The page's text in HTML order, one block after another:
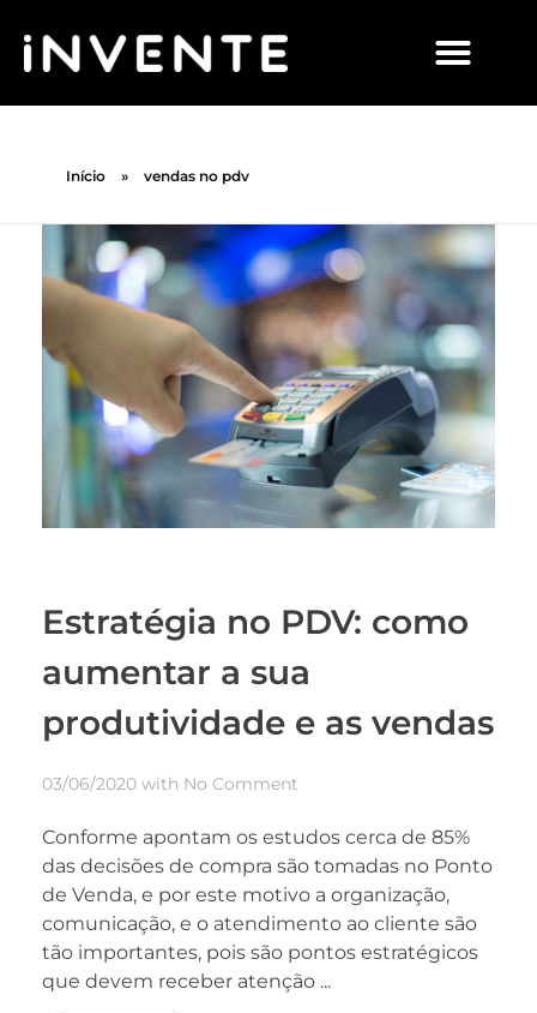
Início » vendas no pdv
Estratégia no PDV: como
aumentar a sua
produtividade e as vendas
03/06/2020 with No Comment
Conforme apontam os estudos cerca de 85%
das decisões de compra são tomadas no Ponto
de Venda, e por este motivo a organização,
comunicação, e o atendimento ao cliente são
tão importantes, pois são pontos estratégicos
que devem receber atenção ...